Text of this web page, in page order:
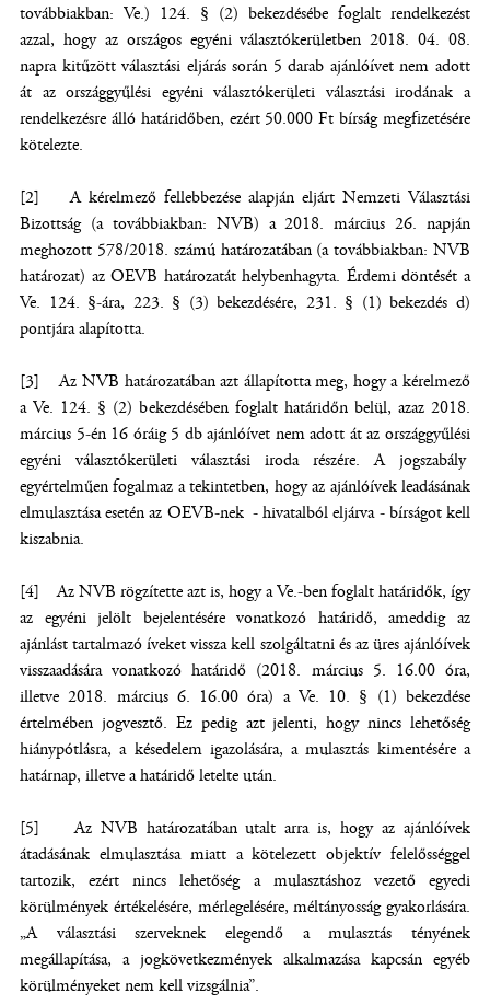
továbbiakban: Ve.) 124. § (2) bekezdésébe foglalt rendelkezést
azzal, hogy az országos egyéni választókerületben 2018. 04. 08.
napra kitűzött választási eljárás során 5 darab ajánlóívet nem adott
át az országgyűlési egyéni választókerületi választási irodának a
rendelkezésre álló határidőben, ezért 50.000 Ft bírság megfizetésére
kötelezte.
[2] A kérelmező fellebbezése alapján eljárt Nemzeti Választási
Bizottság (a továbbiakban: NVB) a 2018. március 26. napján
meghozott 578/2018. számú határozatában (a továbbiakban: NVB
határozat) az OEVB határozatát helybenhagyta. Érdemi döntését a
Ve. 124. §-ára, 223. § (3) bekezdésére, 231. § (1) bekezdés d)
pontjára alapította.
[3] Az NVB határozatában azt állapította meg, hogy a kérelmező
a Ve. 124. § (2) bekezdésében foglalt határidőn belül, azaz 2018.
március 5-én 16 óráig 5 db ajánlóívet nem adott át az országgyűlési
egyéni választókerületi választási iroda részére. A jogszabály
egyértelműen fogalmaz a tekintetben, hogy az ajánlóívek leadásának
elmulasztása esetén az OEVB-nek - hivatalból eljárva - bírságot kell
kiszabnia.
[4] Az NVB rögzítette azt is, hogy a Ve.-ben foglalt határidők, így
az egyéni jelölt bejelentésére vonatkozó határidő, ameddig az
ajánlást tartalmazó íveket vissza kell szolgáltatni és az üres ajánlóívek
visszaadására vonatkozó határidő (2018. március 5. 16.00 óra,
illetve 2018. március 6. 16.00 óra) a Ve. 10. § (1) bekezdése
értelmében jogvesztő. Ez pedig azt jelenti, hogy nincs lehetőség
hiánypótlásra, a késedelem igazolására, a mulasztás kimentésére a
határnap, illetve a határidő letelte után.
[5] Az NVB határozatában utalt arra is, hogy az ajánlóívek
átadásának elmulasztása miatt a kötelezett objektív felelősséggel
tartozik, ezért nincs lehetőség a mulasztáshoz vezető egyedi
körülmények értékelésére, mérlegelésére, méltányosság gyakorlására.
„A választási szerveknek elegendő a mulasztás tényének
megállapítása, a jogkövetkezmények alkalmazása kapcsán egyéb
körülményeket nem kell vizsgálnia”.